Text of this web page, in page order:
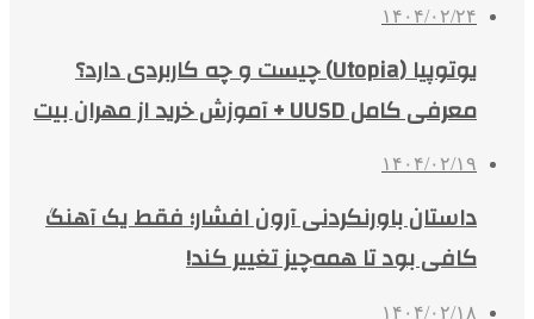
۱۴۰۴/۰۲/۲۴
یوتوپیا (Utopia) چیست و چه کاربردی دارد؟
معرفی کامل UUSD + آموزش خرید از مهران بیت
۱۴۰۴/۰۲/۱۹
داستان باورنکردنی آرون افشار؛ فقط یک آهنگ
کافی بود تا همه‌چیز تغییر کند!
۱۴۰۴/۰۲/۱۸